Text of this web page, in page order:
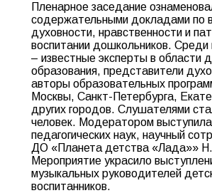
Пленарное заседание
содержательными докладами по
духовности, нравственности и
воспитании дошкольников.
– известные эксперты в области
образования, представители
авторы образовательных
Москвы, Санкт-Петербурга,
других городов. Слушателями
человек. Модератором
педагогических наук, научный
ДО «Планета детства «Лада»»
Мероприятие украсило
музыкальных руководителей
воспитанников.